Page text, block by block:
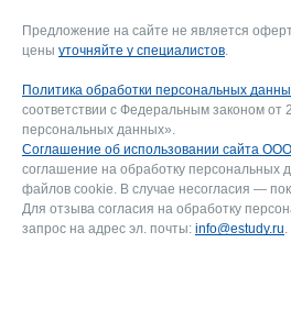
Предложение на сайте не является
цены уточняйте у специалистов
Политика обработки персональных
соответствии с Федеральным законом
персональных данных».
Соглашение об использовании сайта
соглашение на обработку персональных
файлов cookie. В случае несогласия —
Для отзыва согласия на обработку
запрос на адрес эл. почты: info@estudy.ru